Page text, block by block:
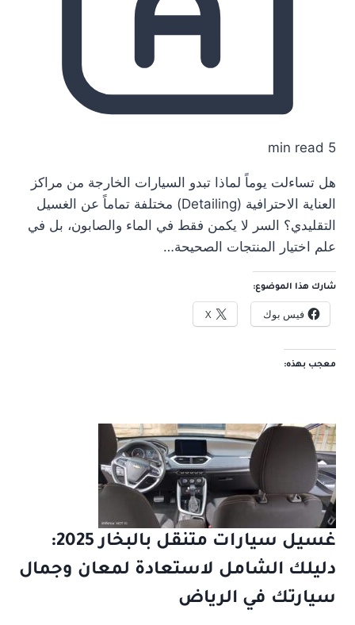
5 min read
هل تساءلت يوماً لماذا تبدو السيارات الخارجة من مراكز
العناية الاحترافية (Detailing) مختلفة تماماً عن الغسيل
التقليدي؟ السر لا يكمن فقط في الماء والصابون، بل في
علم اختيار المنتجات الصحيحة…
شارك هذا الموضوع:
فيس بوك X
معجب بهذه:
غسيل سيارات متنقل بالبخار 2025:
دليلك الشامل لاستعادة لمعان وجمال
سيارتك في الرياض